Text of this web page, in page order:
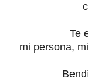
Te
mi persona,